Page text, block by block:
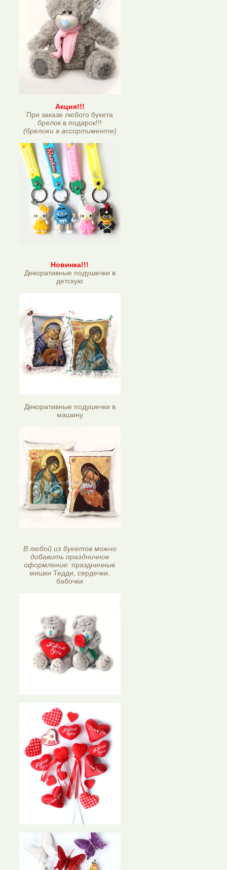
Акция!!!
При заказе любого букета
брелок в подарок!!!
(брелоки в ассортименте)
Новинка!!!
Декоративные подушечки в
детскую
Декоративные подушечки в
машину
В любой из букетов можно
добавить праздничное
оформление: праздничные
мишки Тедди, сердечки,
бабочки